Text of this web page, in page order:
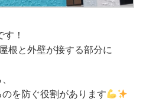
す！
根と外壁が接する部分に
を防ぐ役割があります